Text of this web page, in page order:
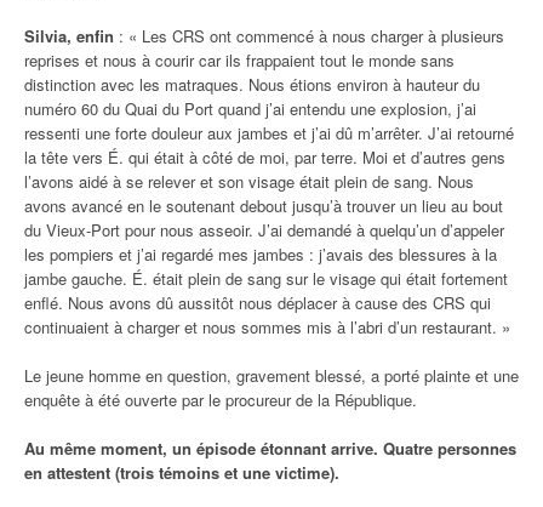
Silvia, enfin : « Les CRS ont commencé à nous charger à plusieurs
reprises et nous à courir car ils frappaient tout le monde sans
distinction avec les matraques. Nous étions environ à hauteur du
numéro 60 du Quai du Port quand j’ai entendu une explosion, j’ai
ressenti une forte douleur aux jambes et j’ai dû m’arrêter. J’ai retourné
la tête vers É. qui était à côté de moi, par terre. Moi et d’autres gens
l’avons aidé à se relever et son visage était plein de sang. Nous
avons avancé en le soutenant debout jusqu’à trouver un lieu au bout
du Vieux-Port pour nous asseoir. J’ai demandé à quelqu’un d’appeler
les pompiers et j’ai regardé mes jambes : j’avais des blessures à la
jambe gauche. É. était plein de sang sur le visage qui était fortement
enflé. Nous avons dû aussitôt nous déplacer à cause des CRS qui
continuaient à charger et nous sommes mis à l’abri d’un restaurant. »
Le jeune homme en question, gravement blessé, a porté plainte et une
enquête à été ouverte par le procureur de la République.
Au même moment, un épisode étonnant arrive. Quatre personnes
en attestent (trois témoins et une victime).